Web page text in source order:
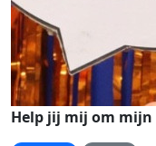
Help jij mij om mijn